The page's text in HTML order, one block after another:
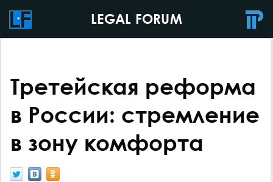
LEGAL FORUM
Третейская реформа
в России: стремление
в зону комфорта